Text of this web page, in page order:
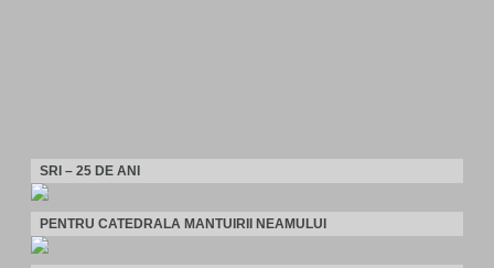
SRI – 25 DE ANI
PENTRU CATEDRALA MANTUIRII NEAMULUI